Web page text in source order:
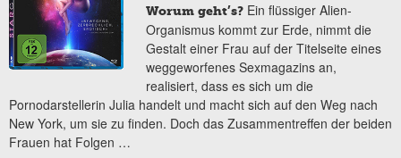
Worum geht’s? Ein flüssiger Alien-
Organismus kommt zur Erde, nimmt die
Gestalt einer Frau auf der Titelseite eines
weggeworfenes Sexmagazins an,
realisiert, dass es sich um die
Pornodarstellerin Julia handelt und macht sich auf den Weg nach
New York, um sie zu finden. Doch das Zusammentreffen der beiden
Frauen hat Folgen …